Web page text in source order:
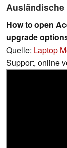
Ausländische
How to open
upgrade
Quelle: Laptop
Support, online